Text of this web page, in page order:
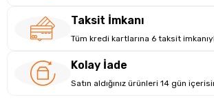
Taksit İmkanı
Tüm kredi kartlarına 6 taksit
Kolay İade
Satın aldığınız ürünleri 14 gün